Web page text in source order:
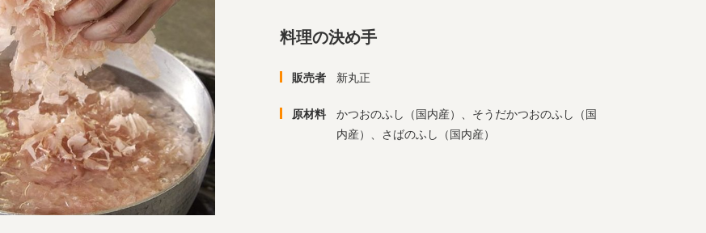
料理の決め手
販売者 新丸正
原材料
かつおのふし（国内産）、そうだかつおのふし（国
内産）、さばのふし（国内産）